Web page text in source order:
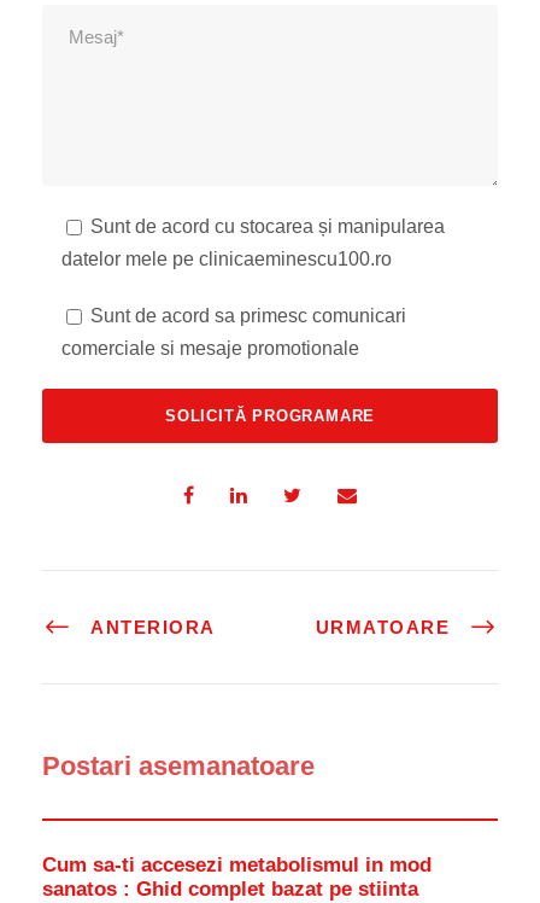
Sunt de acord cu stocarea și manipularea
datelor mele pe clinicaeminescu100.ro
Sunt de acord sa primesc comunicari
comerciale si mesaje promotionale
ANTERIORA URMATOARE
Postari asemanatoare
Cum sa-ti accesezi metabolismul in mod
sanatos : Ghid complet bazat pe stiinta